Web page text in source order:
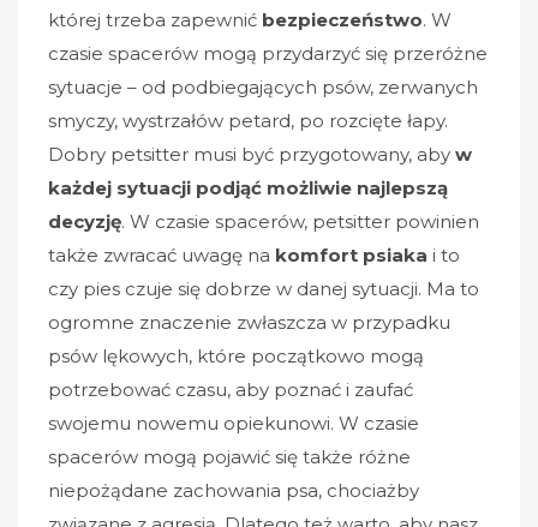
której trzeba zapewnić bezpieczeństwo. W
czasie spacerów mogą przydarzyć się przeróżne
sytuacje – od podbiegających psów, zerwanych
smyczy, wystrzałów petard, po rozcięte łapy.
Dobry petsitter musi być przygotowany, aby w
każdej sytuacji podjąć możliwie najlepszą
decyzję. W czasie spacerów, petsitter powinien
także zwracać uwagę na komfort psiaka i to
czy pies czuje się dobrze w danej sytuacji. Ma to
ogromne znaczenie zwłaszcza w przypadku
psów lękowych, które początkowo mogą
potrzebować czasu, aby poznać i zaufać
swojemu nowemu opiekunowi. W czasie
spacerów mogą pojawić się także różne
niepożądane zachowania psa, chociażby